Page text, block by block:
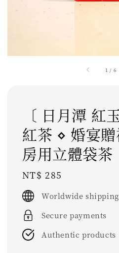
1 / 6
〔 日月潭 紅
紅茶 ⋄ 婚宴
房用立體袋茶
Regular
price
NT$ 285
Worldwide shipping
Secure payments
Authentic products